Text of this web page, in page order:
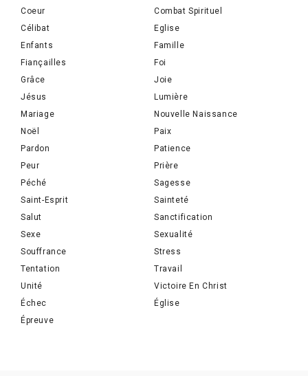
Coeur
Combat Spirituel
Célibat
Eglise
Enfants
Famille
Fiançailles
Foi
Grâce
Joie
Jésus
Lumière
Mariage
Nouvelle Naissance
Noël
Paix
Pardon
Patience
Peur
Prière
Péché
Sagesse
Saint-Esprit
Sainteté
Salut
Sanctification
Sexe
Sexualité
Souffrance
Stress
Tentation
Travail
Unité
Victoire En Christ
Échec
Église
Épreuve